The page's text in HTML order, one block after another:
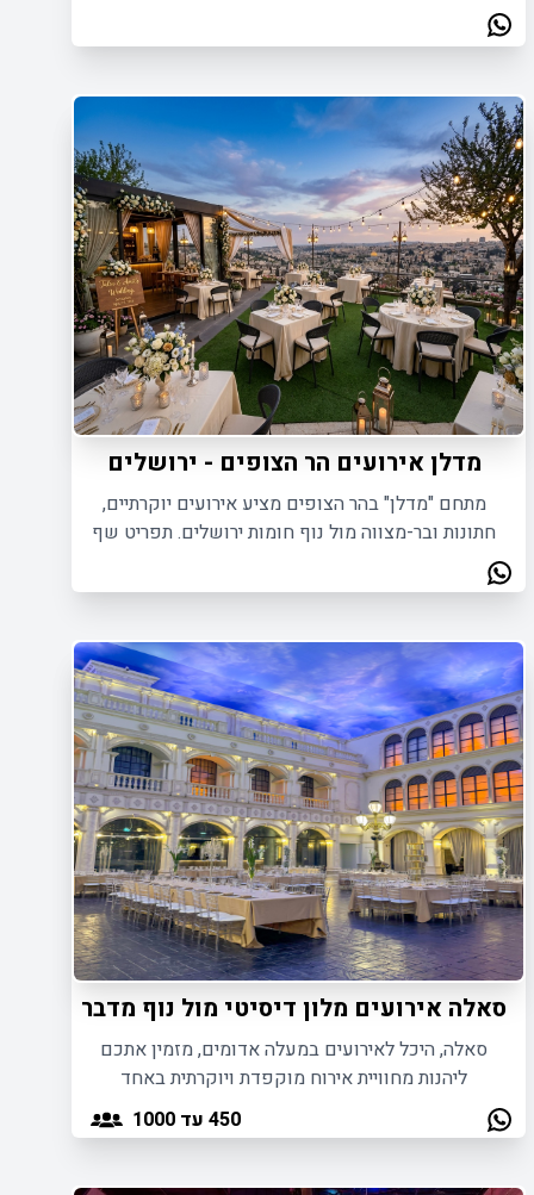
מדלן אירועים הר הצופים - ירושלים
מתחם "מדלן" בהר הצופים מציע אירועים יוקרתיים,
חתונות ובר-מצווה מול נוף חומות ירושלים. תפריט שף
סאלה אירועים מלון דיסיטי מול נוף מדבר -
סאלה, היכל לאירועים במעלה אדומים, מזמין אתכם
ליהנות מחוויית אירוח מוקפדת ויוקרתית באחד
ממתחמי האירוח היפים והמושקעים ביותר בישראל.
450 עד 1000